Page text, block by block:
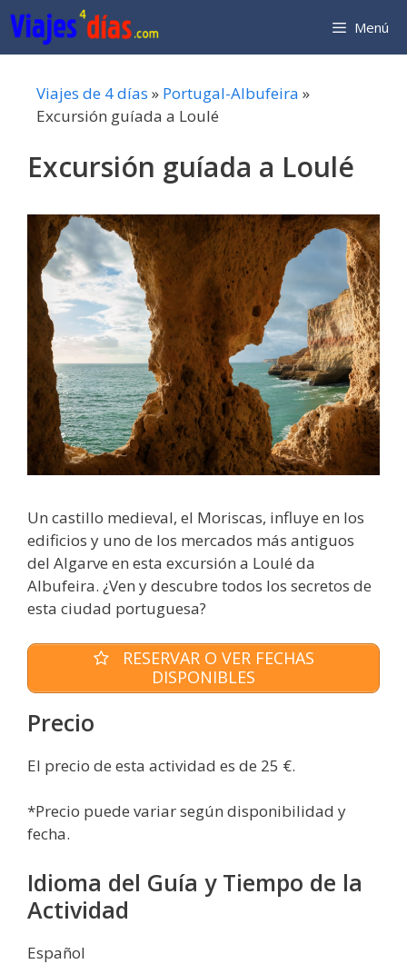
Saltar
al
contenido
Menú
Viajes de 4 días » Portugal-Albufeira »
Excursión guíada a Loulé
Excursión guíada a Loulé
Un castillo medieval, el Moriscas, influye en los
edificios y uno de los mercados más antiguos
del Algarve en esta excursión a Loulé da
Albufeira. ¿Ven y descubre todos los secretos de
esta ciudad portuguesa?
RESERVAR O VER FECHAS
DISPONIBLES
Precio
El precio de esta actividad es de 25 €.
*Precio puede variar según disponibilidad y
fecha.
Idioma del Guía y Tiempo de la
Actividad
Español